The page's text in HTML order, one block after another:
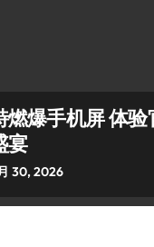
燃爆手机屏 体
宴
30, 2026